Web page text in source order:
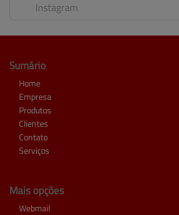
Instagram
Sumário
Home
Empresa
Produtos
Clientes
Contato
Serviços
Mais opções
Webmail